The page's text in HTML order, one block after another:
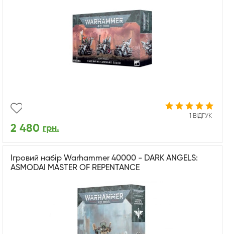
1 ВІДГУК
2 480 грн.
Ігровий набір Warhammer 40000 - DARK ANGELS:
ASMODAI MASTER OF REPENTANCE